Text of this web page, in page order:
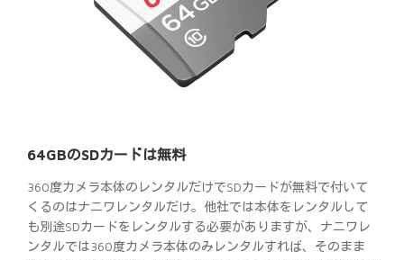
64GBのSDカードは無料
360度カメラ本体のレンタルだけでSDカードが無料で付いて
くるのはナニワレンタルだけ。他社では本体をレンタルして
も別途SDカードをレンタルする必要がありますが、ナニワレ
ンタルでは360度カメラ本体のみレンタルすれば、そのまま